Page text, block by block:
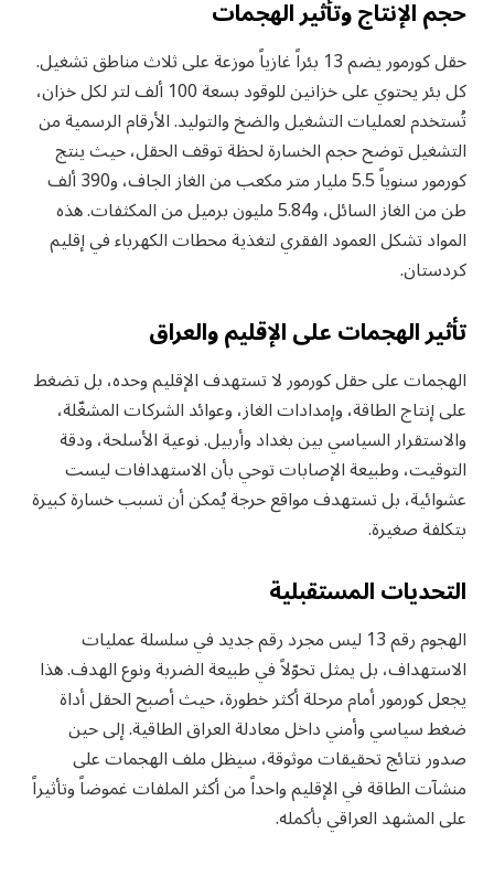
حجم الإنتاج وتأثير الهجمات
حقل كورمور يضم 13 بئراً غازياً موزعة على ثلاث مناطق تشغيل.
كل بئر يحتوي على خزانين للوقود بسعة 100 ألف لتر لكل خزان،
تُستخدم لعمليات التشغيل والضخ والتوليد. الأرقام الرسمية من
التشغيل توضح حجم الخسارة لحظة توقف الحقل، حيث ينتج
كورمور سنوياً 5.5 مليار متر مكعب من الغاز الجاف، و390 ألف
طن من الغاز السائل، و5.84 مليون برميل من المكثفات. هذه
المواد تشكل العمود الفقري لتغذية محطات الكهرباء في إقليم
كردستان.
تأثير الهجمات على الإقليم والعراق
الهجمات على حقل كورمور لا تستهدف الإقليم وحده، بل تضغط
على إنتاج الطاقة، وإمدادات الغاز، وعوائد الشركات المشغّلة،
والاستقرار السياسي بين بغداد وأربيل. نوعية الأسلحة، ودقة
التوقيت، وطبيعة الإصابات توحي بأن الاستهدافات ليست
عشوائية، بل تستهدف مواقع حرجة يُمكن أن تسبب خسارة كبيرة
بتكلفة صغيرة.
التحديات المستقبلية
الهجوم رقم 13 ليس مجرد رقم جديد في سلسلة عمليات
الاستهداف، بل يمثل تحوّلاً في طبيعة الضربة ونوع الهدف. هذا
يجعل كورمور أمام مرحلة أكثر خطورة، حيث أصبح الحقل أداة
ضغط سياسي وأمني داخل معادلة العراق الطاقية. إلى حين
صدور نتائج تحقيقات موثوقة، سيظل ملف الهجمات على
منشآت الطاقة في الإقليم واحداً من أكثر الملفات غموضاً وتأثيراً
على المشهد العراقي بأكمله.